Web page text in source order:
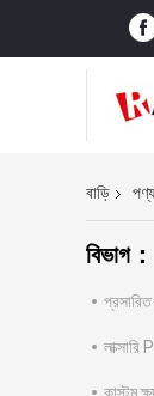
বাড়ি পণ্য
বিভাগ：
প্রসারিত